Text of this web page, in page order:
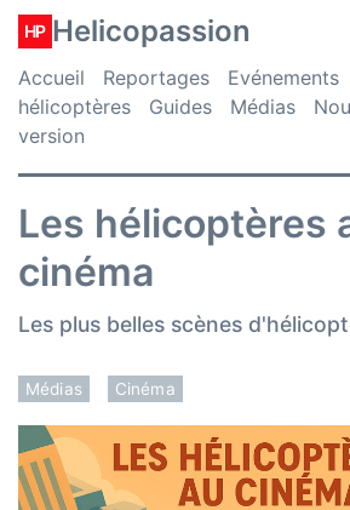
HP Helicopassion
Accueil Reportages Evénements
hélicoptères
Guides Médias
version
Les hélicoptères
cinéma
Les plus belles scènes
Médias Cinéma